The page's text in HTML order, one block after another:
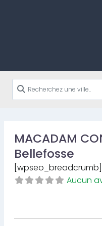
MACADAM
Bellefosse
[wpseo_breadcrumb]
Aucun